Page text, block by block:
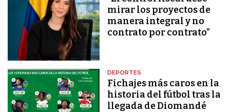
mirar los proyectos de
manera integral y no
contrato por contrato”
DEPORTES
Fichajes más caros en la
historia del fútbol tras la
llegada de Diomandé